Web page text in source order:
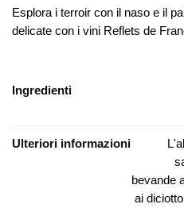
Esplora i terroir con il naso e il
delicate con i vini Reflets de
Ingredienti
Ulteriori informazioni
bevande
ai